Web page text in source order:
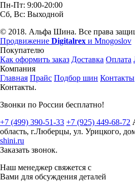
Пн-Пт: 9:00-20:00
Сб, Вс: Выходной
© 2018. Альфа Шина. Все права
Продвижение Digitalrex и Mnogoslov
Покупателю
Как оформить заказ Доставка Оплата
Компания
Главная Прайс Подбор шин Контакты
Контакты.
Звонки по России бесплатно!
+7 (499) 390-51-33 +7 (925) 449-68-72
область, г.Люберцы, ул. Урицкого,
shini.ru
Заказать звонок.
Наш менеджер свяжется с
Вами для обсуждения деталей